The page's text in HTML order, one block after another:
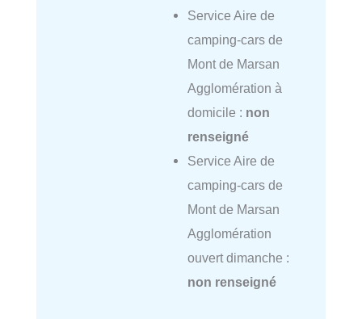
Service Aire de
camping-cars de
Mont de Marsan
Agglomération à
domicile : non
renseigné
Service Aire de
camping-cars de
Mont de Marsan
Agglomération
ouvert dimanche :
non renseigné